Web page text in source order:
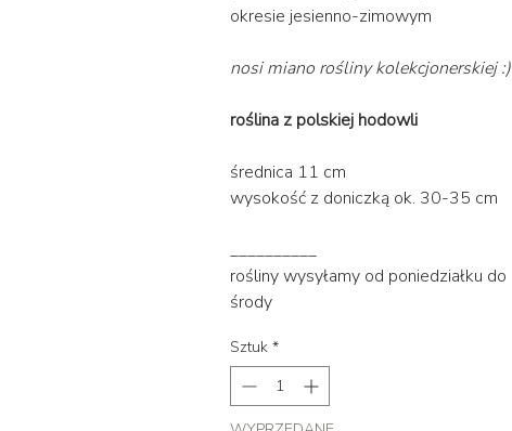
okresie jesienno-zimowym
nosi miano rośliny kolekcjonerskiej :)
roślina z polskiej hodowli
średnica 11 cm
wysokość z doniczką ok. 30-35 cm
__________
rośliny wysyłamy od poniedziałku do
środy
Sztuk *